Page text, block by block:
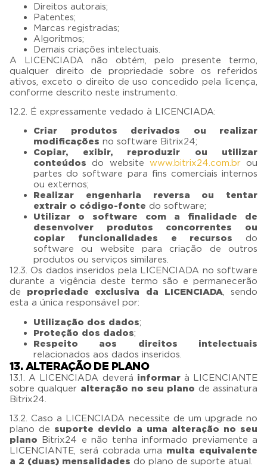
Direitos autorais;
Patentes;
Marcas registradas;
Algoritmos;
Demais criações intelectuais.
A LICENCIADA não obtém, pelo presente termo,
qualquer direito de propriedade sobre os referidos
ativos, exceto o direito de uso concedido pela licença,
conforme descrito neste instrumento.
12.2. É expressamente vedado à LICENCIADA:
Criar produtos derivados ou realizar
modificações no software Bitrix24;
Copiar, exibir, reproduzir ou utilizar
conteúdos do website www.bitrix24.com.brou
partes do software para fins comerciais internos
ou externos;
Realizar engenharia reversa ou tentar
extrair o código-fonte do software;
Utilizar o software com a finalidade de
desenvolver produtos concorrentes ou
copiar funcionalidades e recursos do
software ou website para criação de outros
produtos ou serviços similares.
12.3. Os dados inseridos pela LICENCIADA no software
durante a vigência deste termo são e permanecerão
de propriedade exclusiva da LICENCIADA, sendo
esta a única responsável por:
Utilização dos dados;
Proteção dos dados;
Respeito aos direitos intelectuais
relacionados aos dados inseridos.
13. ALTERAÇÃO DE PLANO
13.1. A LICENCIADA deverá informarà LICENCIANTE
sobre qualquer alteração no seu plano de assinatura
Bitrix24.
13.2. Caso a LICENCIADA necessite de um upgrade no
plano desuporte devido a uma alteração no seu
plano Bitrix24 e não tenha informado previamente a
LICENCIANTE, será cobrada uma multa equivalente
a 2 (duas) mensalidades do plano de suporte atual.